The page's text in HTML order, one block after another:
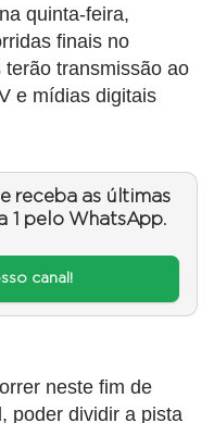
quinta-feira,
finais no
transmissão ao
e mídias digitais
receba as últimas
1 pelo WhatsApp.
canal!
neste fim de
poder dividir a pista